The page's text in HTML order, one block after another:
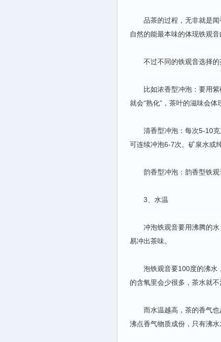
品茶的过程，无非就是闻
自然的能最本味的体现铁观
不过不同的铁观音选择的
比如浓香型冲泡：要用紫
就会“熟化”，茶叶的滋味会体
清香型冲泡：每次5-10克
可连续冲泡6-7次。矿泉水或
韵香型冲泡：韵香型铁观
3、水温
冲泡铁观音要用沸腾的水
易冲出茶味。
泡铁观音要100度的沸水，
的含氧里会少很多，茶水就
而水温越高，茶的香气也
沸点香气物质成份，只有沸